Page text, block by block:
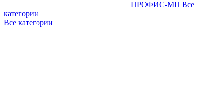
ПРОФИС-МП Все
категории
Все категории